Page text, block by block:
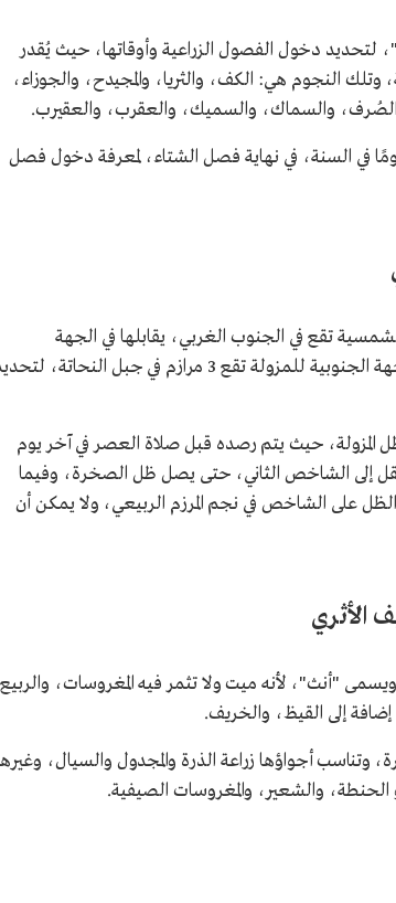
دخول الفصول الزراعية وأوقاتها، حيث يُقدر
السنة الزراعية، وتلك النجوم هي: الكف، والثريا، والمجيدح، والجوزاء،
والصُرف، والسماك، والسميك، والعقرب، والعقيرب.
المرصد على مراقبة حركة ظل صخرة الكحيلة لمدة 20 يومًا في السنة، في نهاية فصل الشتاء، لمعرفة دخول فصل
تقع في الجنوب الغربي، يقابلها في الجهة
الشمالية 7 شواخص تسمى "النقور"، ولكل نقر نجم، وفي الجهة الجنوبية للمزولة تقع 3 مرازم في جبل النحاتة،
حيث يتم رصده قبل صلاة العصر في آخر يوم
إلى الشاخص الثاني، حتى يصل ظل الصخرة، وفيما
على الشاخص في نجم المرزم الربيعي، ولا يمكن أن
الأثري
"أنث"، لأنه ميت ولا تثمر فيه المغروسات، والربيع
إلى القيظ، والخريف.
أجواؤها زراعة الذرة والمجدول والسيال،
الحنطة، والشعير، والمغروسات الصيفية.